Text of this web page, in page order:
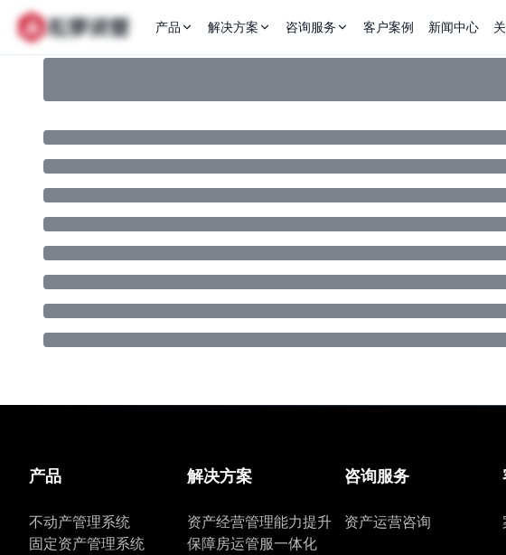
LaunchPad 产品 解决方案 咨询服务 客户案例 新闻中心
产品
不动产管理系统
固定资产管理系统
解决方案
资产经营管理能力提升
保障房运管服一体化
咨询服务
资产运营咨询